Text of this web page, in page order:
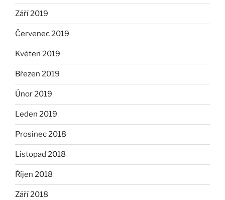
Září 2019
Červenec 2019
Květen 2019
Březen 2019
Únor 2019
Leden 2019
Prosinec 2018
Listopad 2018
Říjen 2018
Září 2018